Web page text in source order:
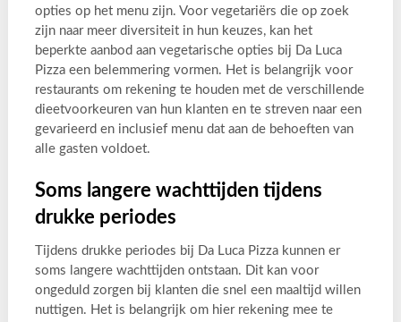
opties op het menu zijn. Voor vegetariërs die op zoek
zijn naar meer diversiteit in hun keuzes, kan het
beperkte aanbod aan vegetarische opties bij Da Luca
Pizza een belemmering vormen. Het is belangrijk voor
restaurants om rekening te houden met de verschillende
dieetvoorkeuren van hun klanten en te streven naar een
gevarieerd en inclusief menu dat aan de behoeften van
alle gasten voldoet.
Soms langere wachttijden tijdens
drukke periodes
Tijdens drukke periodes bij Da Luca Pizza kunnen er
soms langere wachttijden ontstaan. Dit kan voor
ongeduld zorgen bij klanten die snel een maaltijd willen
nuttigen. Het is belangrijk om hier rekening mee te